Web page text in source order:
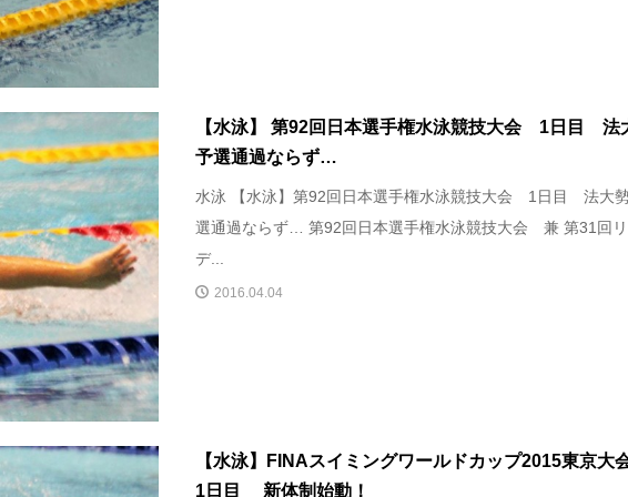
【水泳】 第92回日本選手権水泳競技大会 1日目 法
予選通過ならず…
水泳 【水泳】第92回日本選手権水泳競技大会 1日目 法大
選通過ならず… 第92回日本選手権水泳競技大会 兼 第31回
デ...
2016.04.04
【水泳】FINAスイミングワールドカップ2015東京大
1日目 新体制始動！